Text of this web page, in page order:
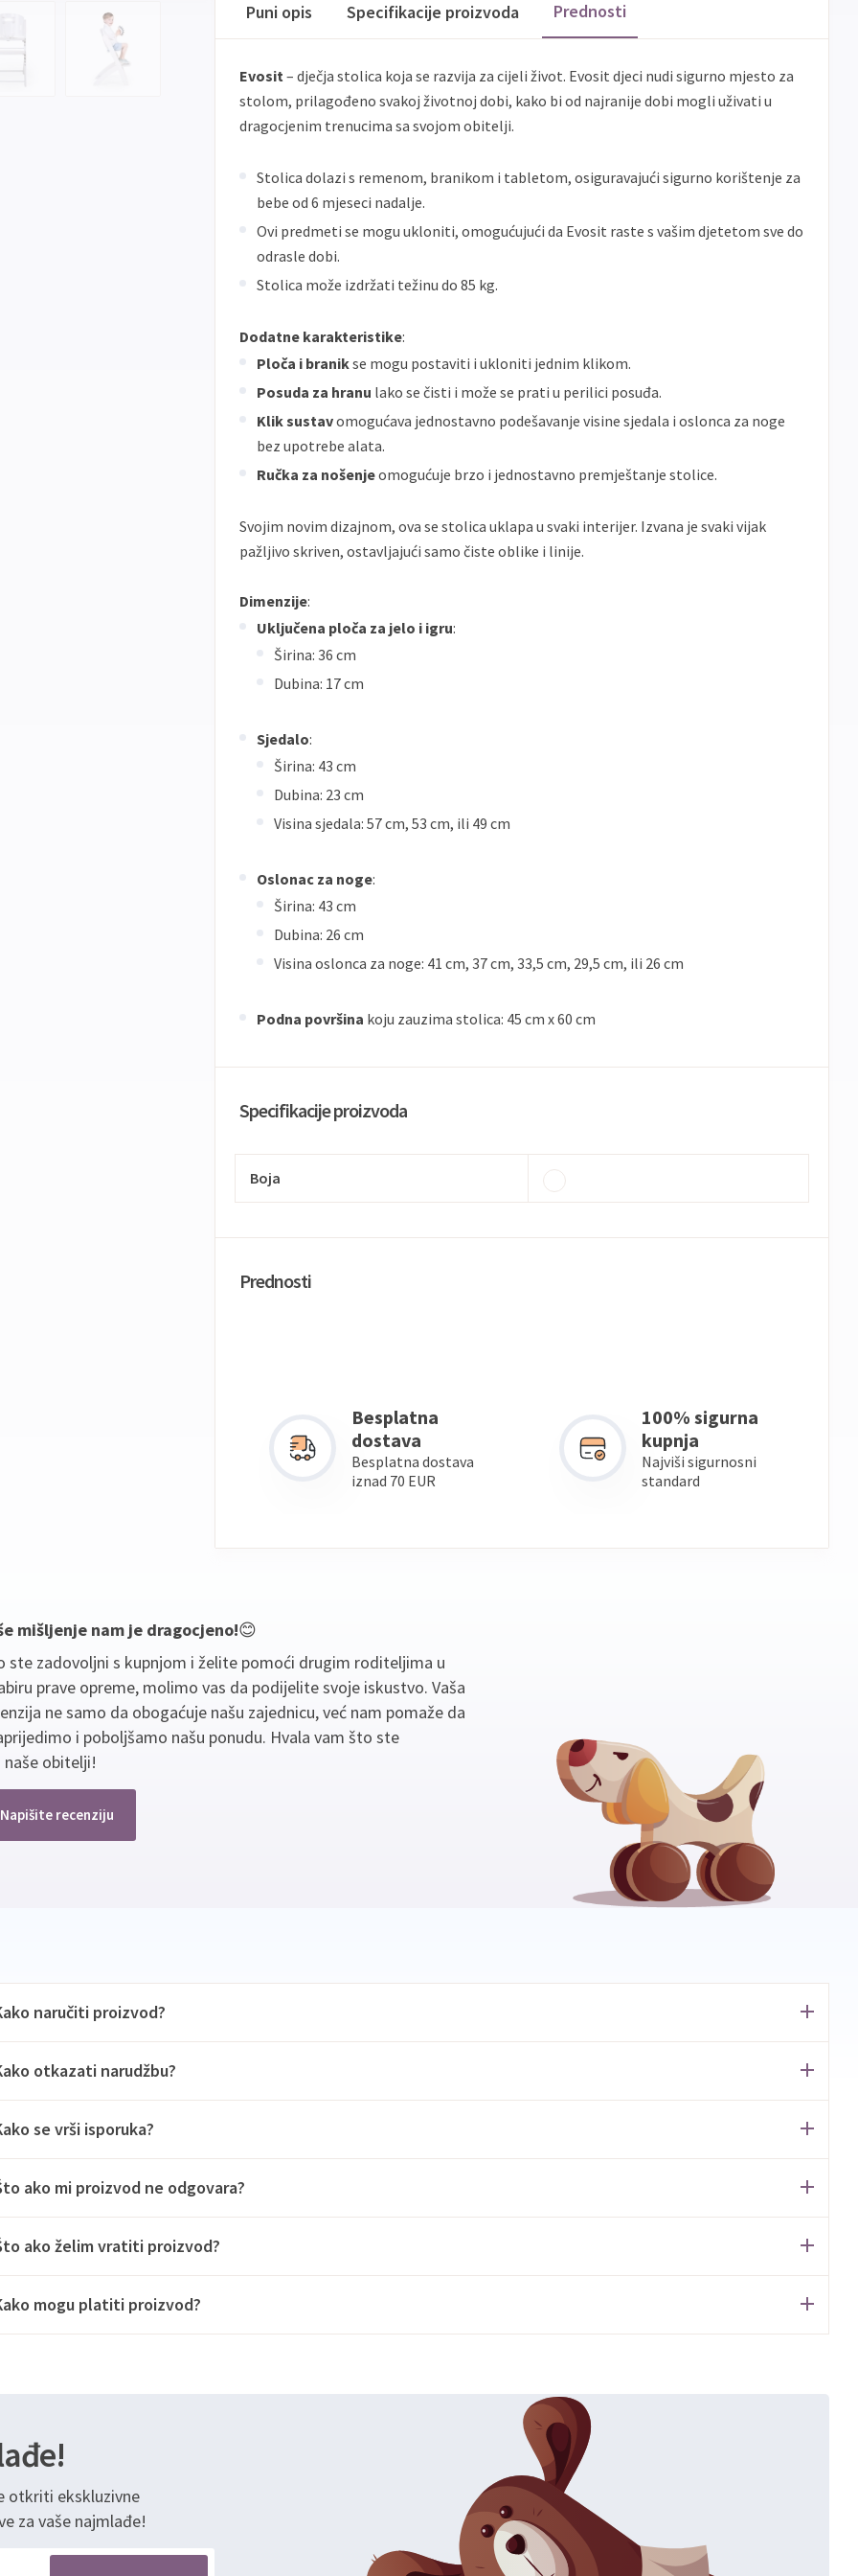
banke
Puni opis Specifikacije proizvoda Prednosti
Evosit– dječja stolica koja se razvija za cijeli život. Evosit djeci nudi sigurno mjesto za
stolom, prilagođeno svakoj životnoj dobi, kako bi od najranije dobi mogli uživati ​​u
dragocjenim trenucima sa svojom obitelji.
Stolica dolazi s remenom, branikom i tabletom, osiguravajući sigurno korištenje za
bebe od 6 mjeseci nadalje.
Ovi predmeti se mogu ukloniti, omogućujući da Evosit raste s vašim djetetom sve do
odrasle dobi.
Stolica može izdržati težinu do 85 kg.
Dodatne karakteristike:
Ploča i branikse mogu postaviti i ukloniti jednim klikom.
Posuda za hranu lako se čisti i može se prati u perilici posuđa.
Klik sustavomogućava jednostavno podešavanje visine sjedala i oslonca za noge
bez upotrebe alata.
Ručka za nošenjeomogućuje brzo i jednostavno premještanje stolice.
Svojim novim dizajnom, ova se stolica uklapa u svaki interijer. Izvana je svaki vijak
pažljivo skriven, ostavljajući samo čiste oblike i linije.
Dimenzije:
Uključena ploča za jelo i igru:
Širina: 36 cm
Dubina: 17 cm
Sjedalo:
Širina: 43 cm
Dubina: 23 cm
Visina sjedala: 57 cm, 53 cm, ili 49 cm
Oslonac za noge:
Širina: 43 cm
Dubina: 26 cm
Visina oslonca za noge: 41 cm, 37 cm, 33,5 cm, 29,5 cm, ili 26 cm
Podna površina koju zauzima stolica: 45 cm x 60 cm
Specifikacije proizvoda
Boja
Prednosti
Besplatna
dostava
Besplatna dostava
iznad 70 EUR
100% sigurna
kupnja
Najviši sigurnosni
standard
mišljenje nam je dragocjeno!😊
ste zadovoljni s kupnjom i želite pomoći drugim roditeljima u
prave opreme, molimo vas da podijelite svoje iskustvo. Vaša
ne samo da obogaćuje našu zajednicu, već nam pomaže da
i poboljšamo našu ponudu. Hvala vam što ste
naše obitelji!
Napišite recenziju
naručiti proizvod?
otkazati narudžbu?
se vrši isporuka?
ako mi proizvod ne odgovara?
ako želim vratiti proizvod?
mogu platiti proizvod?
otkriti ekskluzivne
za vaše najmlađe!